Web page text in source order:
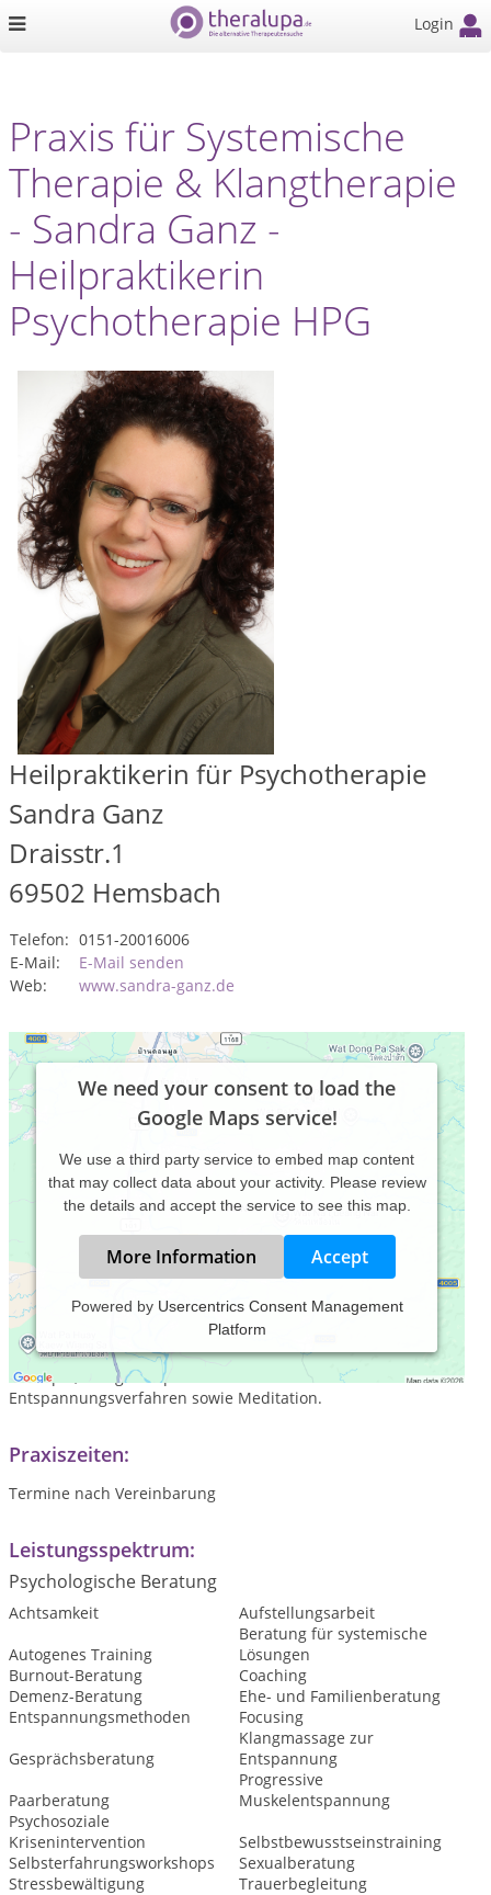
Login
Praxis für Systemische
Therapie & Klangtherapie
- Sandra Ganz -
Heilpraktikerin
Psychotherapie HPG
Heilpraktikerin für Psychotherapie
Sandra Ganz
Draisstr.1
69502 Hemsbach
Telefon: 0151-20016006
E-Mail:
E-Mail senden
Web:
www.sandra-ganz.de
We need your consent to load the
Google Maps service!
We use a third party service to embed map content
that may collect data about your activity. Please review
the details and accept the service to see this map.
More Information Accept
Powered by Usercentrics Consent Management
Platform
Praxis für Kurzzeittherapie - Sandra Ganz, Heilpraktikertin für
Psychotherapie und Psychologische Beratung, Systemische
Therapie, Klangtherapie und verschiedene
Entspannungsverfahren sowie Meditation.
Praxiszeiten:
Termine nach Vereinbarung
Leistungsspektrum:
Psychologische Beratung
Achtsamkeit
Aufstellungsarbeit
Autogenes Training
Beratung für systemische
Lösungen
Burnout-Beratung
Coaching
Demenz-Beratung
Ehe- und Familienberatung
Entspannungsmethoden
Focusing
Gesprächsberatung
Klangmassage zur
Entspannung
Paarberatung
Progressive
Muskelentspannung
Psychosoziale
Krisenintervention
Selbstbewusstseinstraining
Selbsterfahrungsworkshops
Sexualberatung
Stressbewältigung
Trauerbegleitung